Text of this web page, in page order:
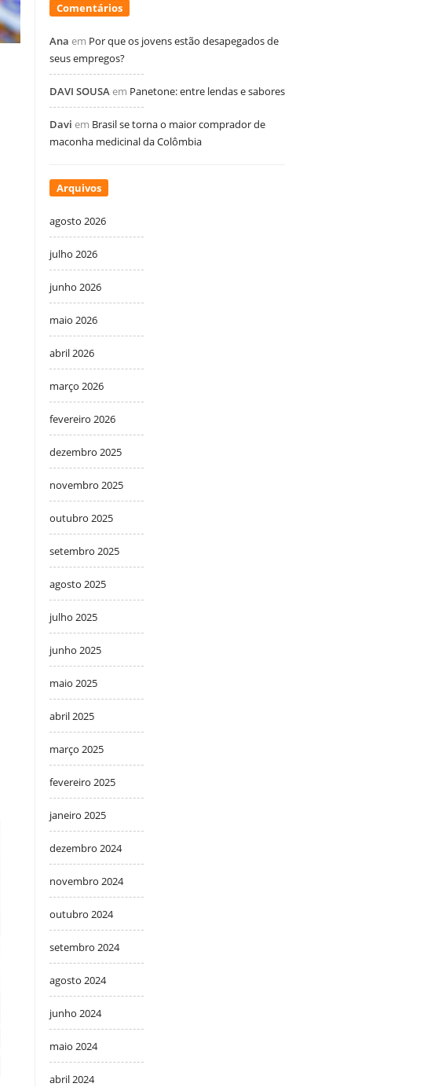
Comentários
Ana em Por que os jovens estão desapegados de
seus empregos?
DAVI SOUSAem Panetone: entre lendas e sabores
Davi em Brasil se torna o maior comprador de
maconha medicinal da Colômbia
Arquivos
agosto 2026
julho 2026
junho 2026
maio 2026
abril 2026
março 2026
fevereiro 2026
dezembro 2025
novembro 2025
outubro 2025
setembro 2025
agosto 2025
julho 2025
junho 2025
maio 2025
abril 2025
março 2025
fevereiro 2025
janeiro 2025
dezembro 2024
novembro 2024
outubro 2024
setembro 2024
agosto 2024
junho 2024
maio 2024
abril 2024